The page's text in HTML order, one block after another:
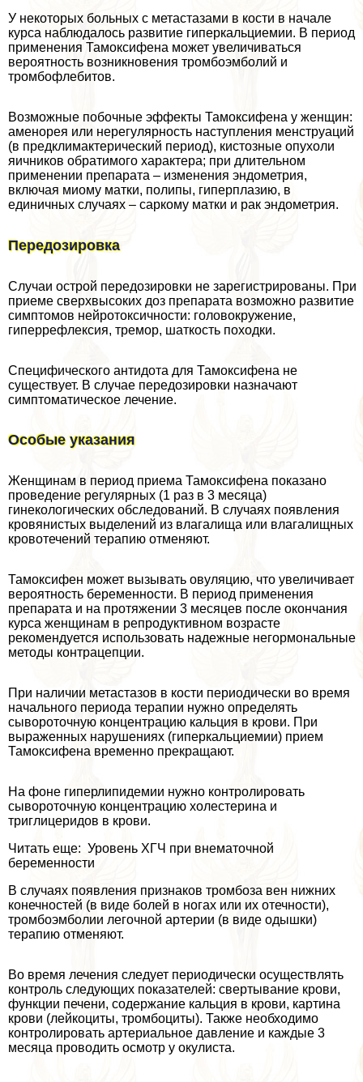
У некоторых больных с метастазами в кости в начале
курса наблюдалось развитие гиперкальциемии. В период
применения Тамоксифена может увеличиваться
вероятность возникновения тромбоэмболий и
тромбофлебитов.
Возможные побочные эффекты Тамоксифена у женщин:
аменорея или нерегулярность наступления мeнcтpуаций
(в предклимактерический период), кистозные опухоли
яичников обратимого хаpaктера; при длительном
применении препарата – изменения эндометрия,
включая миому матки, полипы, гиперплазию, в
единичных случаях – саркому матки и paк эндометрия.
Передозировка
Случаи острой передозировки не зарегистрированы. При
приеме сверхвысоких доз препарата возможно развитие
симптомов нейротоксичности: головокружение,
гиперрефлексия, тремор, шаткость походки.
Специфического антидота для Тамоксифена не
существует. В случае передозировки назначают
симптоматическое лечение.
Особые указания
Женщинам в период приема Тамоксифена показано
проведение регулярных (1 раз в 3 месяца)
гинекологических обследований. В случаях появления
кровянистых выделений из влагалища или влагалищных
кровотечений терапию отменяют.
Тамоксифен может вызывать овуляцию, что увеличивает
вероятность беременности. В период применения
препарата и на протяжении 3 месяцев после окончания
курса женщинам в репродуктивном возрасте
рекомендуется использовать надежные негормональные
методы кoнтpaцепции.
При наличии метастазов в кости периодически во время
начального периода терапии нужно определять
сывороточную концентрацию кальция в крови. При
выраженных нарушениях (гиперкальциемии) прием
Тамоксифена временно прекращают.
На фоне гиперлипидемии нужно контролировать
сывороточную концентрацию холестерина и
триглицеридов в крови.
Читать еще: Уровень ХГЧ при внематочной
беременности
В случаях появления признаков тромбоза вен нижних
конечностей (в виде болей в ногах или их отечности),
тромбоэмболии легочной артерии (в виде одышки)
терапию отменяют.
Во время лечения следует периодически осуществлять
контроль следующих показателей: свертывание крови,
функции печени, содержание кальция в крови, картина
крови (лейкоциты, тромбоциты). Также необходимо
контролировать артериальное давление и каждые 3
месяца проводить осмотр у окулиста.